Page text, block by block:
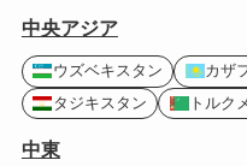
中央アジア
ウズベキスタン カザ
タジキスタン
トルク
中東